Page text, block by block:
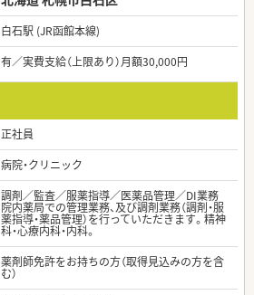
白石駅 (JR函館本線)
有／実費支給（上限あり）月額30,000円
正社員
病院・クリニック
調剤／監査／服薬指導／医薬品管理／DI業務
院内薬局での管理業務、及び調剤業務（調剤・服
薬指導・薬品管理）を行っていただきます。精神
科・心療内科・内科。
薬剤師免許をお持ちの方（取得見込みの方を含
む）